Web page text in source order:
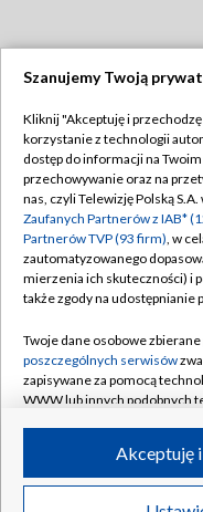
Abonament TVP
Emisja w TVP
Centrum informacji
Naziemna Telewizja
Rada Programowa
System NOS
Informacje o nadawcy
Program dla prasy
©2026
Szanujemy Twoją
Kliknij "Akceptuję i
korzystanie z technologii
dostęp do informacji na
przechowywanie oraz na
nas, czyli Telewizję Polską
Zaufanych Partnerów z IAB*
Partnerów TVP (93 firm), w
zautomatyzowanego
mierzenia ich skuteczności) i
także zgody na udostępnianie
Twoje dane osobowe
poszczególnych serwisów
zapisywane za pomocą
WWW lub innych podobnych
ruchu w Internecie.
Twoje dane osobowe
Akceptuję